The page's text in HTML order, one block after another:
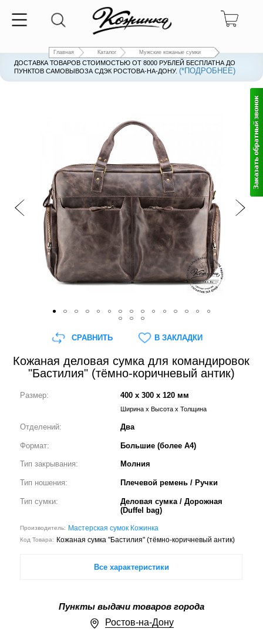
Главная Каталог Мужские кожаные сумки
ДОСТАВКА ТОВАРОВ СТОИМОСТЬЮ ОТ 8000 РУБЛЕЙ БЕСПЛАТНА ДО
ПУНКТОВ САМОВЫВОЗА СДЭК РОСТОВА-НА-ДОНУ.(*ПОДРОБНЕЕ)
Кожаная деловая сумка для командировок
"Бастилия" (тёмно-коричневый антик)
Размер: 400 x 300 x 120 мм
Ширина x Высота x Толщина
Отделений: Два
Формат: Большие (более А4)
Тип закрывания: Молния
Тип ношения: Плечевой ремень / Ручки
Тип сумки:
Деловая сумка / Дорожная
(Duffel bag)
Производитель: Мастерская сумок Кожинка
Код Товара: Кожаная сумка "Бастилия" (тёмно-коричневый антик)
Все характеристики
Пункты выдачи товаров города
Ростов-на-Дону
СРАВНИТЬ В ЗАКЛАДКИ